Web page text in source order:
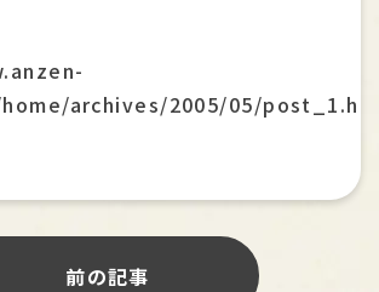
archives/2005/05/
前の記事